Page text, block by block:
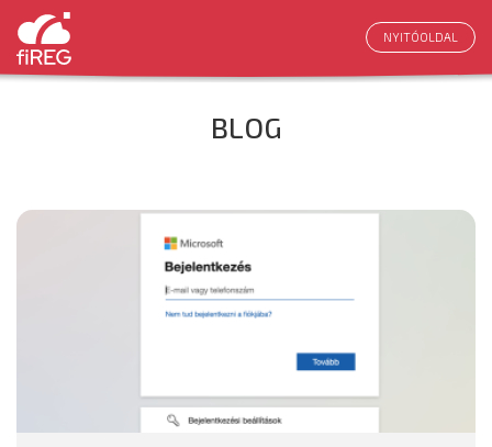
NYITÓOLDAL
BLOG